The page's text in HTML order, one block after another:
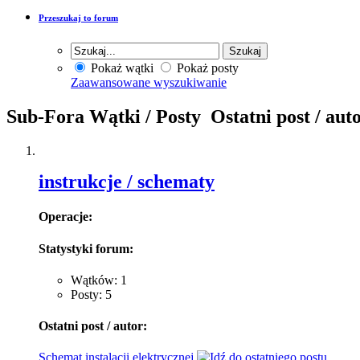
Przeszukaj to forum
Pokaż wątki
Pokaż posty
Zaawansowane wyszukiwanie
Sub-Fora Wątki / Posty Ostatni post /
instrukcje / schematy
Operacje:
Statystyki forum:
Wątków: 1
Posty: 5
Ostatni post / autor: